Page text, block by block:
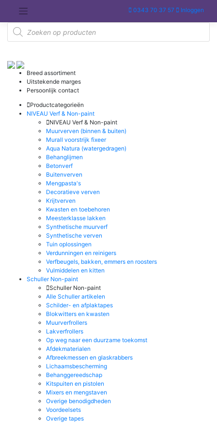
de
inhoud
0343 70 37 57 Inloggen
Producten
zoeken
Breed assortiment
Uitstekende marges
Persoonlijk contact
Productcategorieën
NIVEAU Verf & Non-paint
NIVEAU Verf & Non-paint
Muurverven (binnen & buiten)
Murall voorstrijk fixeer
Aqua Natura (watergedragen)
Behanglijmen
Betonverf
Buitenverven
Mengpasta's
Decoratieve verven
Krijtverven
Kwasten en toebehoren
Meesterklasse lakken
Synthetische muurverf
Synthetische verven
Tuin oplossingen
Verdunningen en reinigers
Verfbeugels, bakken, emmers en roosters
Vulmiddelen en kitten
Schuller Non-paint
Schuller Non-paint
Alle Schuller artikelen
Schilder- en afplaktapes
Blokwitters en kwasten
Muurverfrollers
Lakverfrollers
Op weg naar een duurzame toekomst
Afdekmaterialen
Afbreekmessen en glaskrabbers
Lichaamsbescherming
Behanggereedschap
Kitspuiten en pistolen
Mixers en mengstaven
Overige benodigdheden
Voordeelsets
Overige tapes